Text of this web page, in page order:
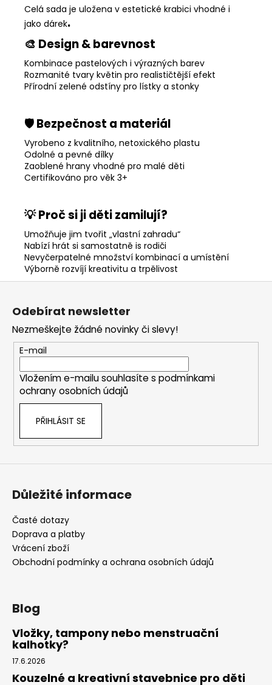
Celá sada je uložena v estetické krabici vhodné i
jako dárek.
🎨 Design & barevnost
Kombinace pastelových i výrazných barev
Rozmanité tvary květin pro realističtější efekt
Přírodní zelené odstíny pro lístky a stonky
🛡️ Bezpečnost a materiál
Vyrobeno z kvalitního, netoxického plastu
Odolné a pevné dílky
Zaoblené hrany vhodné pro malé děti
Certifikováno pro věk 3+
💡 Proč si ji děti zamilují?
Umožňuje jim tvořit „vlastní zahradu“
Nabízí hrát si samostatně is rodiči
Nevyčerpatelné množství kombinací a umístění
Výborně rozvíjí kreativitu a trpělivost
Z
Odebírat newsletter
Nezmeškejte žádné novinky či slevy!
E-mail
Vložením e-mailu souhlasíte s podmínkami
ochrany osobních údajů
PŘIHLÁSIT SE
Důležité informace
Časté dotazy
Doprava a platby
Vrácení zboží
Obchodní podmínky a ochrana osobních údajů
Blog
Vložky, tampony nebo menstruační
kalhotky?
17.6.2026
Kouzelné a kreativní stavebnice pro děti